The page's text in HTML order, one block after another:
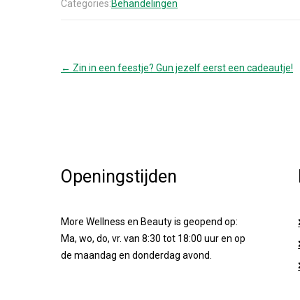
Categories:Behandelingen
navigation
← Zin in een feestje? Gun jezelf eerst een cadeautje!
Openingstijden
More Wellness en Beauty is geopend op:
Ma, wo, do, vr. van 8:30 tot 18:00 uur en op
de maandag en donderdag avond.